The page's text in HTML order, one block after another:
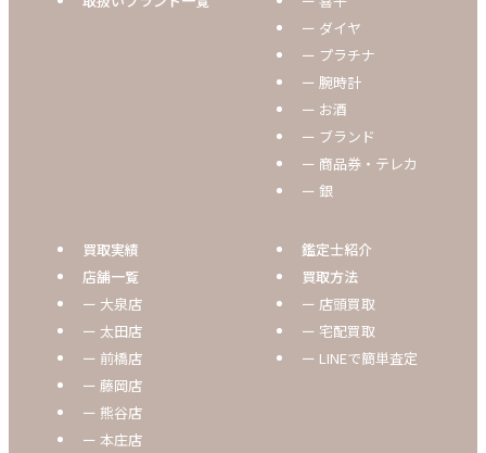
ー ダイヤ
ー プラチナ
ー 腕時計
ー お酒
ー ブランド
ー 商品券・テレカ
ー 銀
買取実績
店舗一覧
ー 大泉店
ー 太田店
ー 前橋店
ー 藤岡店
ー 熊谷店
ー 本庄店
鑑定士紹介
買取方法
ー 店頭買取
ー 宅配買取
ー LINEで簡単査定